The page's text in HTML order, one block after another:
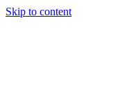
Skip to content